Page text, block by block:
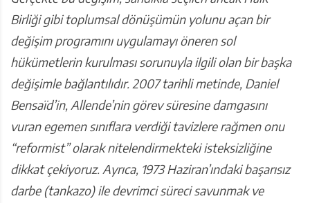
Birliği gibi toplumsal dönüşümün yolunu açan bir
değişim programını uygulamayı öneren sol
hükümetlerin kurulması sorunuyla ilgili olan bir başka
değişimle bağlantılıdır. 2007 tarihli metinde, Daniel
Bensaïd’in, Allende’nin görev süresine damgasını
vuran egemen sınıflara verdiği tavizlere rağmen onu
“reformist” olarak nitelendirmekteki isteksizliğine
dikkat çekiyoruz. Ayrıca, 1973 Haziran’ındaki başarısız
darbe (tankazo) ile devrimci süreci savunmak ve